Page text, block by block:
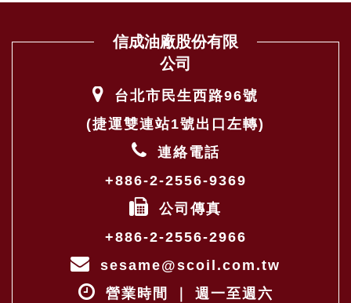
信成油廠股份有限
公司
台北市民生西路96號
(捷運雙連站1號出口左轉)
連絡電話
+886-2-2556-9369
公司傳真
+886-2-2556-2966
sesame@scoil.com.tw
營業時間 ｜ 週一至週六